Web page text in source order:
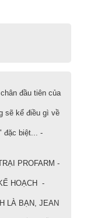
đầu tiên của
sẽ kể điều gì về
đặc biệt... -
PROFARM -
HOẠCH -
LÀ BẠN, JEAN